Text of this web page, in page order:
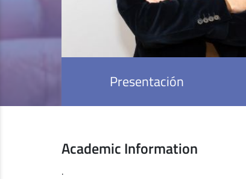
Presentación
Academic Information
.